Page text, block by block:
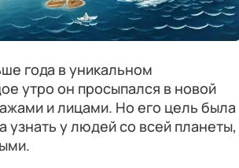
года в уникальном
утро он просыпался в новой
и лицами. Но его цель была
узнать у людей со всей планеты,